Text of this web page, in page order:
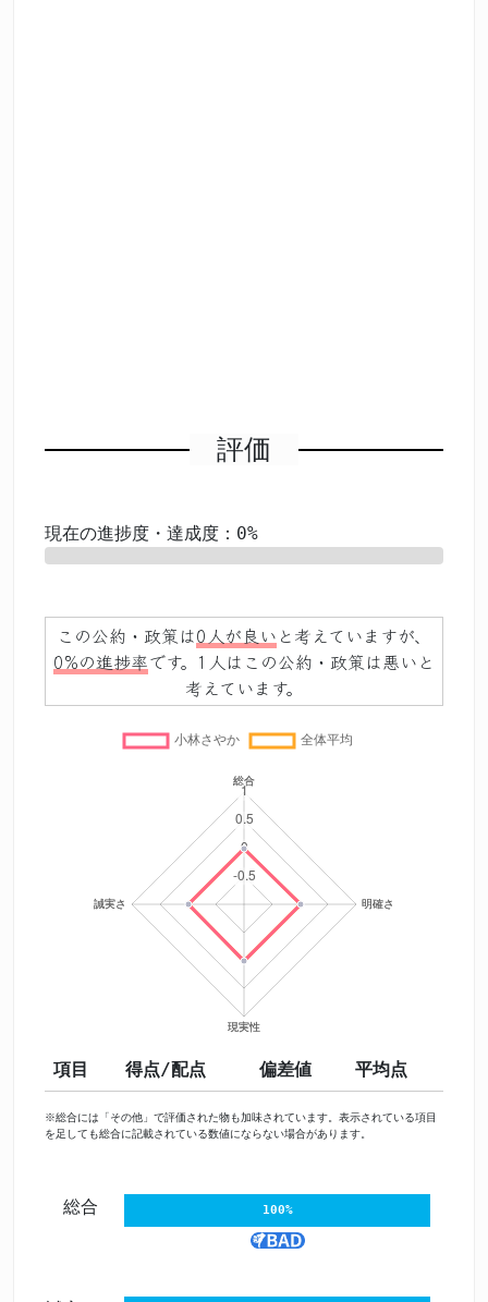
評価
現在の進捗度・達成度：0%
この公約・政策は0人が良い と考えていますが、
0%の進捗率です。1人はこの公約・政策は悪いと
考えています。
項目 得点/配点 偏差値 平均点
※総合には「その他」で評価された物も加味されています。表示されている項目
を足しても総合に記載されている数値にならない場合があります。
総合 100%